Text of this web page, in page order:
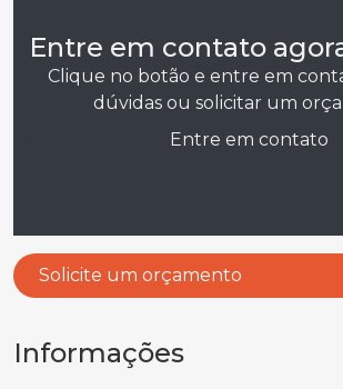
Entre em contato
Clique no botão e entre em
dúvidas ou solicitar um
Entre em contato
Solicite um orçamento
Informações